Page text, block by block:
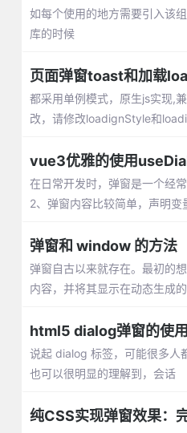
如每个使用的地方需要引入该
库的时候
页面弹窗toast和加载
都采用单例模式，原生js实现,
改，请修改loadignStyle和
vue3优雅的使用
在日常开发时，弹窗是一个经
2、弹窗内容比较简单，声明
弹窗和 window 的方法
弹窗自古以来就存在。最初的
内容，并将其显示在动态生成
html5 dialog弹窗的使
说起 dialog 标签，可能很多人
也可以很明显的理解到，会话
纯CSS实现弹窗效果：